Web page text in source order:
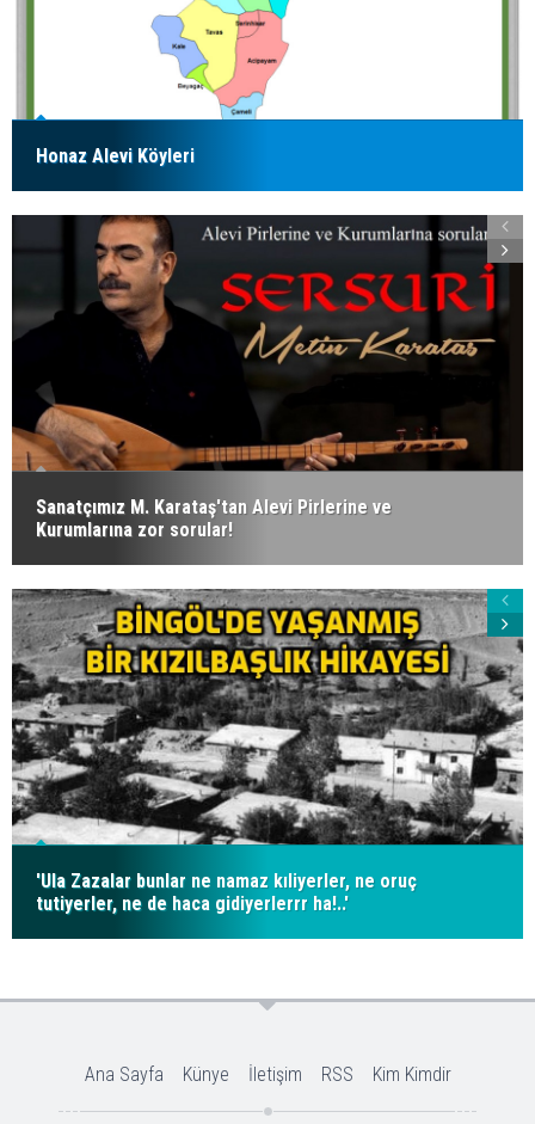
Honaz Alevi Köyleri
Sanatçımız M. Karataş'tan Alevi Pirlerine ve
Kurumlarına zor sorular!
'Ula Zazalar bunlar ne namaz kıliyerler, ne oruç
tutiyerler, ne de haca gidiyerlerrr ha!..'
Ana Sayfa Künye İletişim RSS Kim Kimdir